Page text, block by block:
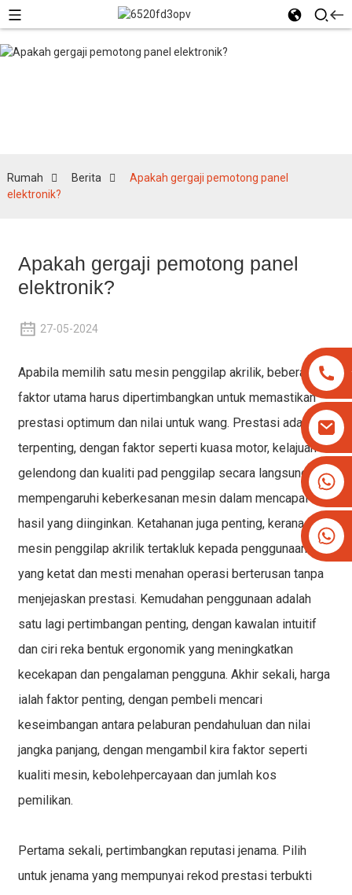
+8613825779334
+16266628193
Rumah Berita
Apakah gergaji pemotong panel
elektronik?
Apakah gergaji pemotong panel
elektronik?
27-05-2024
Apabila memilih satu mesin penggilap akrilik, beberapa
faktor utama harus dipertimbangkan untuk memastikan
prestasi optimum dan nilai untuk wang. Prestasi adalah
terpenting, dengan faktor seperti kuasa motor, kelajuan
gelendong dan kualiti pad penggilap secara langsung
mempengaruhi keberkesanan mesin dalam mencapai
hasil yang diinginkan. Ketahanan juga penting, kerana
mesin penggilap akriliktertakluk kepada penggunaan
yang ketat dan mesti menahan operasi berterusan tanpa
menjejaskan prestasi. Kemudahan penggunaan adalah
satu lagi pertimbangan penting, dengan kawalan intuitif
dan ciri reka bentuk ergonomik yang meningkatkan
kecekapan dan pengalaman pengguna. Akhir sekali, harga
ialah faktor penting, dengan pembeli mencari
keseimbangan antara pelaburan pendahuluan dan nilai
jangka panjang, dengan mengambil kira faktor seperti
kualiti mesin, kebolehpercayaan dan jumlah kos
pemilikan.
Pertama sekali, pertimbangkan reputasi jenama. Pilih
untuk jenama yang mempunyai rekod prestasi terbukti